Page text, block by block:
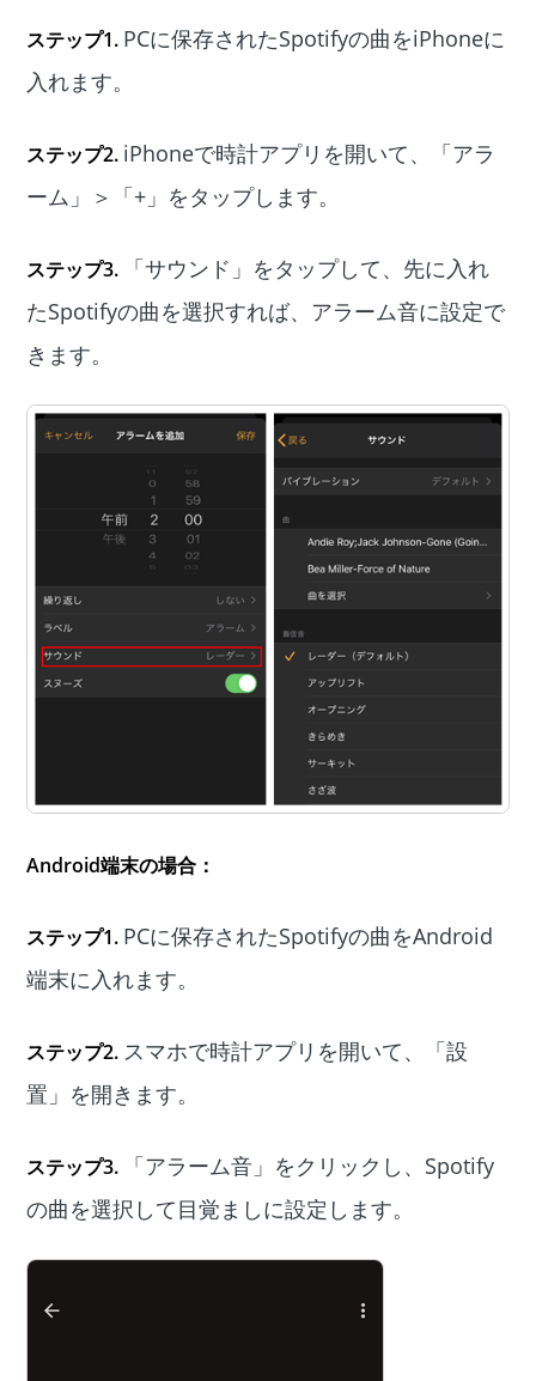
ステップ1. PCに保存されたSpotifyの曲をiPhoneに
入れます。
ステップ2. iPhoneで時計アプリを開いて、「アラ
ーム」＞「+」をタップします。
ステップ3.
「サウンド」をタップして、先に入れ
たSpotifyの曲を選択すれば、アラーム音に設定で
きます。
Android端末の場合：
ステップ1. PCに保存されたSpotifyの曲をAndroid
端末に入れます。
ステップ2. スマホで時計アプリを開いて、「設
置」を開きます。
ステップ3.
「アラーム音」をクリックし、Spotify
の曲を選択して目覚ましに設定します。